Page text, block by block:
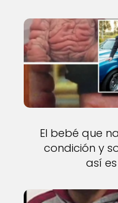
El bebé que
condición y
así